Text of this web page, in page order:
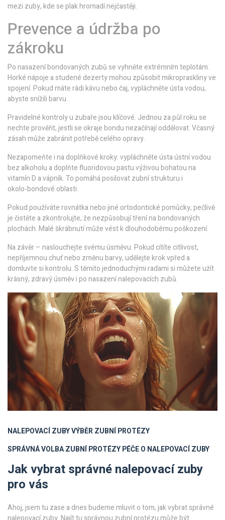
mezi zuby, kde se plak hromadí nejčastěji.
Prevence a údržba po
zákroku
Po nasazení bondovaných zubů se vyhněte extrémním teplotám.
Horké nápoje a studené dezerty mohou způsobit mikropraskliny ve
spojení. Pokud máte rádi kávu nebo čaj, vypláchněte ústa vodou,
abyste snížili barvu.
Pravidelné kontroly u zubaře jsou klíčové. Jednou za půl roku se
nechte prověřit, jestli se okraje bondu nezačínají oddělovat. Včasný
zásah může zabránit potřebě celého opravy.
Nezapomeňte i na doplňkové kroky: vypláchněte ústa ústní vodou
bez alkoholu a doplňte fluoridovou pastu výživou bohatou na
vitamín D a vápník. To pomáhá posilovat zubní strukturu i
okolo‑bondové oblasti.
Pokud používáte rovnátka nebo jiné ortodontické pomůcky, pečlivě
je čistěte a zkontrolujte, že nezpůsobují tření na bondovaných
plochách. Malé škrábnutí může vést k dlouhodobému poškození.
Na závěr – naslouchejte svému úsměvu. Pokud cítíte citlivost,
nepříjemnou chuť nebo změnu barvy, udělejte krok vpřed a
domluvte si kontrolu. S těmito jednoduchými radami si můžete užít
krásný, zdravý úsměv i po nasazení nalepovacích zubů.
NALEPOVACÍ ZUBYVÝBĚR ZUBNÍ PROTÉZY
SPRÁVNÁ VOLBA ZUBNÍ PROTÉZYPÉČE O NALEPOVACÍ ZUBY
Jak vybrat správné nalepovací zuby
pro vás
Ahoj, jsem tu zase a dnes budeme mluvit o tom, jak vybrat správné